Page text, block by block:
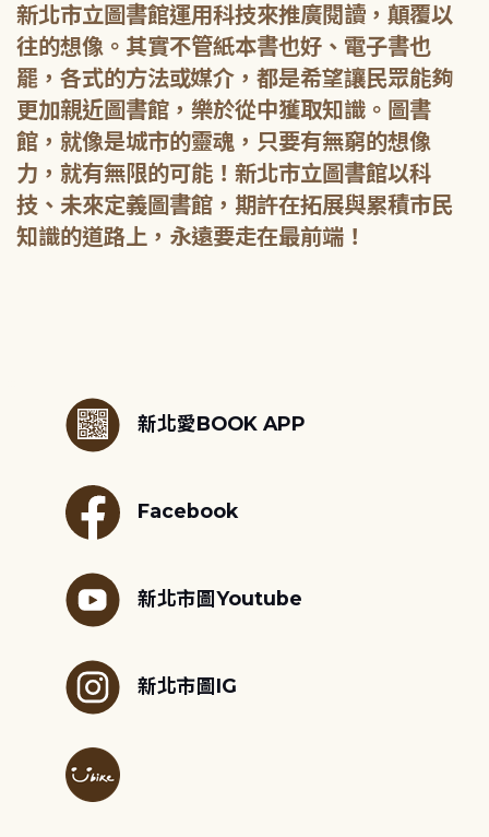
新北市立圖書館運用科技來推廣閱讀，顛覆以
往的想像。其實不管紙本書也好、電子書也
罷，各式的方法或媒介，都是希望讓民眾能夠
更加親近圖書館，樂於從中獲取知識。圖書
館，就像是城市的靈魂，只要有無窮的想像
力，就有無限的可能！新北市立圖書館以科
技、未來定義圖書館，期許在拓展與累積市民
知識的道路上，永遠要走在最前端！
新北愛BOOK APP
Facebook
新北市圖Youtube
新北市圖IG